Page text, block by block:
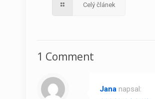
Celý článek
1 Comment
Jana napsal: